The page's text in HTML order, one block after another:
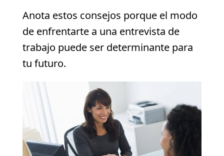
Anota estos consejos porque el modo
de enfrentarte a una entrevista de
trabajo puede ser determinante para
tu futuro.